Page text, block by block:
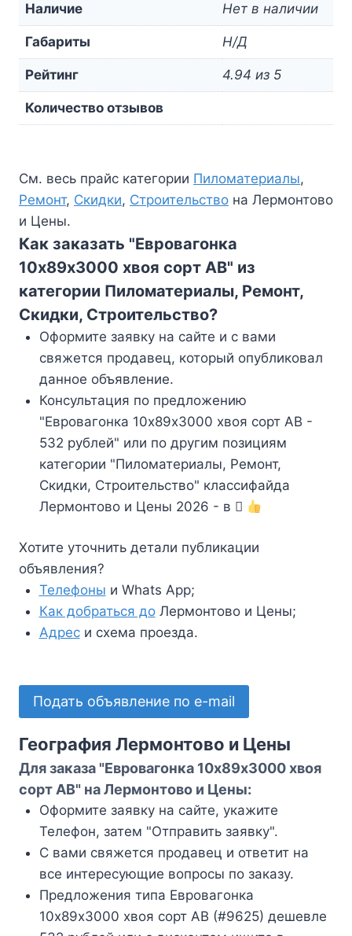
Наличие Нет в наличии
Габариты Н/Д
Рейтинг 4.94 из 5
Количество отзывов
См. весь прайс категории Пиломатериалы,
Ремонт, Скидки, Строительство на Лермонтово
и Цены.
Как заказать "Евровагонка
10х89х3000 хвоя сорт АВ" из
категории Пиломатериалы, Ремонт,
Скидки, Строительство?
Оформите заявку на сайте и с вами
свяжется продавец, который опубликовал
данное объявление.
Консультация по предложению
"Евровагонка 10х89х3000 хвоя сорт АВ -
532 рублей" или по другим позициям
категории "Пиломатериалы, Ремонт,
Скидки, Строительство" классифайда
Лермонтово и Цены 2026 - в
Хотите уточнить детали публикации
объявления?
Телефоны и Whats App;
Как добраться доЛермонтово и Цены;
Адреси схема проезда.
Подать объявление по e-mail
География Лермонтово и Цены
Для заказа "Евровагонка 10х89х3000 хвоя
сорт АВ" на Лермонтово и Цены:
Оформите заявку на сайте, укажите
Телефон, затем "Отправить заявку".
С вами свяжется продавец и ответит на
все интересующие вопросы по заказу.
Предложения типа Евровагонка
10х89х3000 хвоя сорт АВ (#9625) дешевле